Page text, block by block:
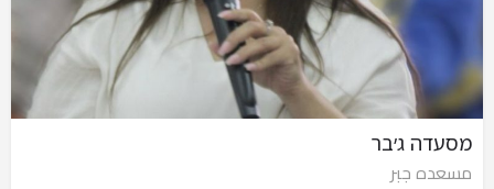
מסעדה ג׳בר
مسعده جبر